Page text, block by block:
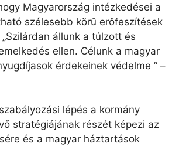
Magyarország intézkedései a
szélesebb körű erőfeszítések
állunk a túlzott és
ellen. Célunk a magyar
érdekeinek védelme ” –
lépés a kormány
stratégiájának részét képezi az
és a magyar háztartások